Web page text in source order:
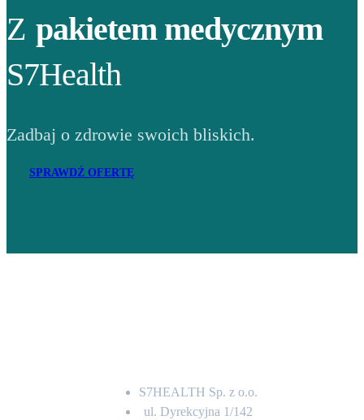
Z pakietem medycznym
S7Health
Zadbaj o zdrowie swoich bliskich.
SPRAWDŹ OFERTĘ
S7HEALTH Sp. z o.o.
ul. Dyrekcyjna 1/142